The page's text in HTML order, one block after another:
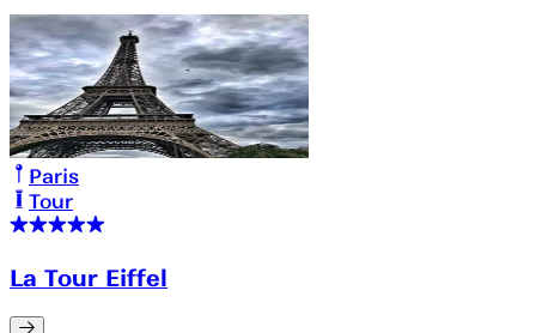
Paris
Tour
La Tour Eiffel